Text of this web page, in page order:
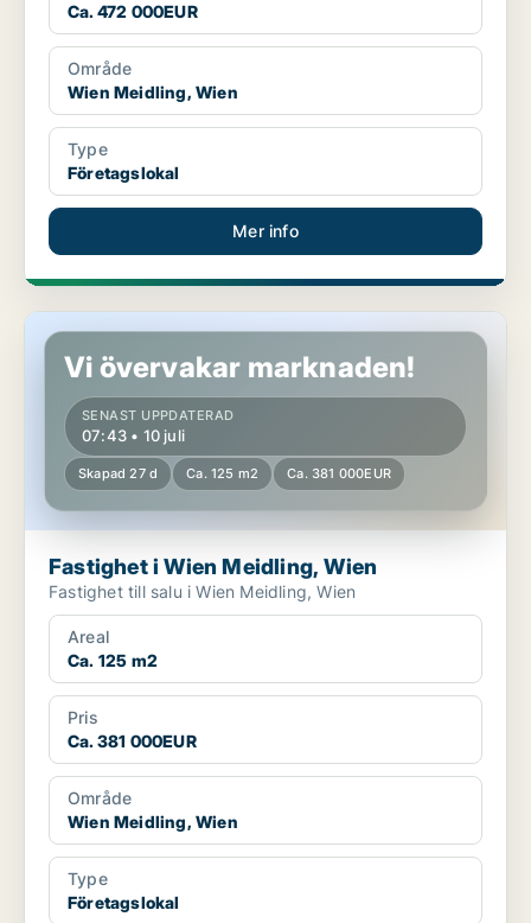
Ca. 472 000EUR
Område
Wien Meidling, Wien
Type
Företagslokal
Mer info
Fastighet i Wien Meidling, Wien
Vi övervakar marknaden!
SENAST UPPDATERAD
07:43 • 10 juli
Skapad 27 d Ca. 125 m2 Ca. 381 000EUR
Fastighet i Wien Meidling, Wien
Fastighet till salu i Wien Meidling, Wien
Areal
Ca. 125 m2
Pris
Ca. 381 000EUR
Område
Wien Meidling, Wien
Type
Företagslokal